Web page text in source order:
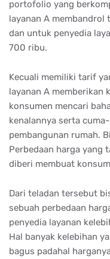
portofolio yang
layanan A
dan untuk penyedia
700 ribu.
Kecuali memiliki tarif
layanan A memberikan
konsumen mencari
kenalannya serta
pembangunan rumah.
Perbedaan harga yang
diberi membuat
Dari teladan tersebut
sebuah perbedaan
penyedia layanan
Hal banyak kelebihan
bagus padahal